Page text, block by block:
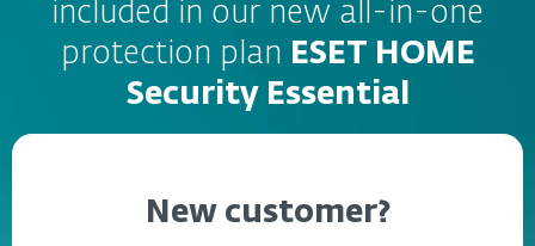
included in our new all-in-one
protection plan ESET HOME
Security Essential
New customer?